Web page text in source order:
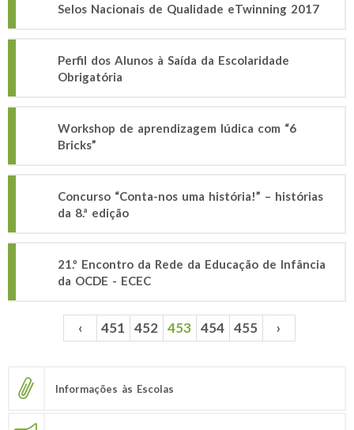
Selos Nacionais de Qualidade eTwinning 2017
Perfil dos Alunos à Saída da Escolaridade
Obrigatória
Workshop de aprendizagem lúdica com “6
Bricks”
Concurso “Conta-nos uma história!” – histórias
da 8.ª edição
21.º Encontro da Rede da Educação de Infância
da OCDE - ECEC
Páginas ‹ 451 452 453 454 455 ›
Informações às Escolas